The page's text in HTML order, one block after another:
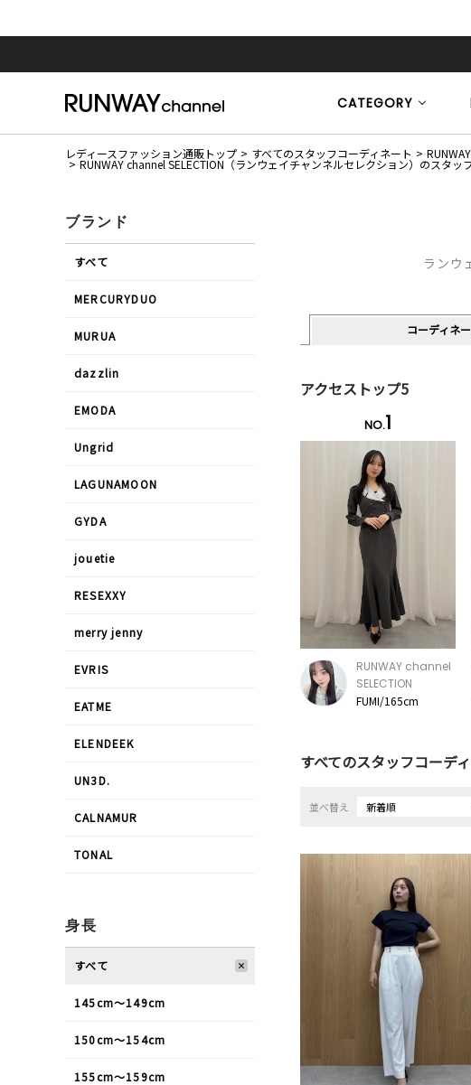
CATEGORY
レディースファッション通販トップ すべてのスタッフコーディネート
RUNWAY channel SELECTION（ランウェイチャンネルセレクション）のスタッ
ランウ
コーディネ
アクセストップ5
NO.1
RUNWAY channel
SELECTION
FUMI/165cm
すべてのスタッフコーデ
並べ替え 新着順
ブランド
すべて
MERCURYDUO
MURUA
dazzlin
EMODA
Ungrid
LAGUNAMOON
GYDA
jouetie
RESEXXY
merry jenny
EVRIS
EATME
ELENDEEK
UN3D.
CALNAMUR
TONAL
身長
すべて
145cm〜149cm
150cm〜154cm
155cm〜159cm